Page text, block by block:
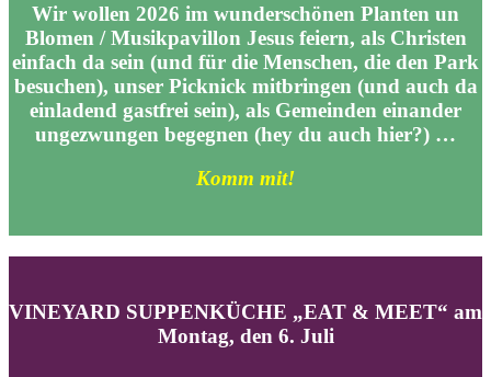
Wir wollen 2026 im wunderschönen Planten un
Blomen / Musikpavillon Jesus feiern, als Christen
einfach da sein (und für die Menschen, die den Park
besuchen), unser Picknick mitbringen (und auch da
einladend gastfrei sein), als Gemeinden einander
ungezwungen begegnen (hey du auch hier?) …
Komm mit!
VINEYARD SUPPENKÜCHE „EAT & MEET“ am
Montag, den 6. Juli